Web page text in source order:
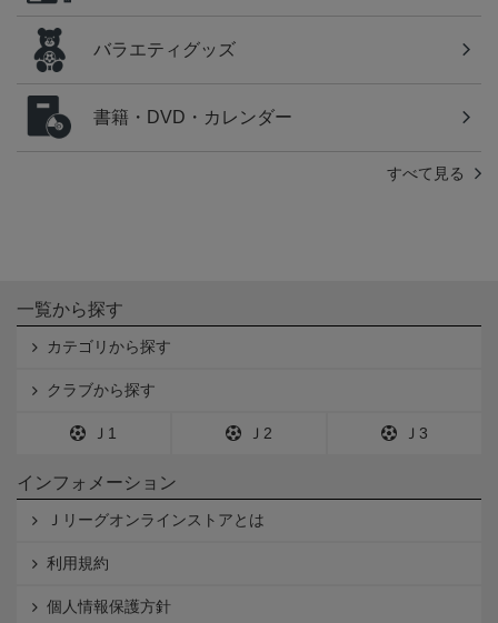
バラエティグッズ
書籍・DVD・カレンダー
すべて見る
一覧から探す
カテゴリから探す
クラブから探す
Ｊ1 Ｊ2 Ｊ3
インフォメーション
Ｊリーグオンラインストアとは
利用規約
個人情報保護方針